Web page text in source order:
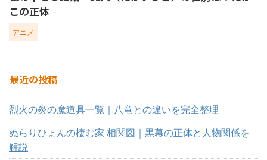
この正体
アニメ
最近の投稿
烈火の炎の魔道具一覧｜八竜との違いを完全整理
ぬらりひょんの棲む家 相関図｜黒幕の正体と人物関係を
解説